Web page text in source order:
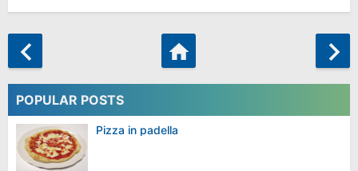
POPULAR POSTS
Pizza in padella